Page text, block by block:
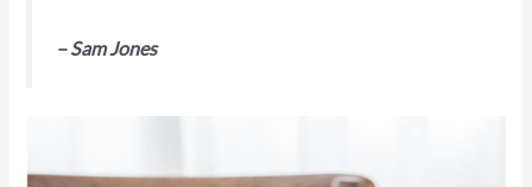
– Sam Jones